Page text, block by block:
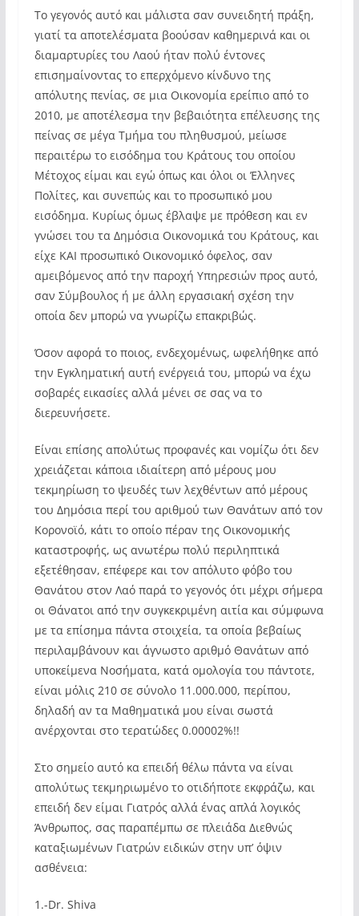
Το γεγονός αυτό και μάλιστα σαν συνειδητή πράξη,
γιατί τα αποτελέσματα βοούσαν καθημερινά και οι
διαμαρτυρίες του Λαού ήταν πολύ έντονες
επισημαίνοντας το επερχόμενο κίνδυνο της
απόλυτης πενίας, σε μια Οικονομία ερείπιο από το
2010, με αποτέλεσμα την βεβαιότητα επέλευσης της
πείνας σε μέγα Τμήμα του πληθυσμού, μείωσε
περαιτέρω το εισόδημα του Κράτους του οποίου
Μέτοχος είμαι και εγώ όπως και όλοι οι Έλληνες
Πολίτες, και συνεπώς και το προσωπικό μου
εισόδημα. Κυρίως όμως έβλαψε με πρόθεση και εν
γνώσει του τα Δημόσια Οικονομικά του Κράτους, και
είχε ΚΑΙ προσωπικό Οικονομικό όφελος, σαν
αμειβόμενος από την παροχή Υπηρεσιών προς αυτό,
σαν Σύμβουλος ή με άλλη εργασιακή σχέση την
οποία δεν μπορώ να γνωρίζω επακριβώς.
Όσον αφορά το ποιος, ενδεχομένως, ωφελήθηκε από
την Εγκληματική αυτή ενέργειά του, μπορώ να έχω
σοβαρές εικασίες αλλά μένει σε σας να το
διερευνήσετε.
Είναι επίσης απολύτως προφανές και νομίζω ότι δεν
χρειάζεται κάποια ιδιαίτερη από μέρους μου
τεκμηρίωση το ψευδές των λεχθέντων από μέρους
του Δημόσια περί του αριθμού των Θανάτων από τον
Κορονοϊό, κάτι το οποίο πέραν της Οικονομικής
καταστροφής, ως ανωτέρω πολύ περιληπτικά
εξετέθησαν, επέφερε και τον απόλυτο φόβο του
Θανάτου στον Λαό παρά το γεγονός ότι μέχρι σήμερα
οι Θάνατοι από την συγκεκριμένη αιτία και σύμφωνα
με τα επίσημα πάντα στοιχεία, τα οποία βεβαίως
περιλαμβάνουν και άγνωστο αριθμό Θανάτων από
υποκείμενα Νοσήματα, κατά ομολογία του πάντοτε,
είναι μόλις 210 σε σύνολο 11.000.000, περίπου,
δηλαδή αν τα Μαθηματικά μου είναι σωστά
ανέρχονται στο τερατώδες 0.00002%!!
Στο σημείο αυτό κα επειδή θέλω πάντα να είναι
απολύτως τεκμηριωμένο το οτιδήποτε εκφράζω, και
επειδή δεν είμαι Γιατρός αλλά ένας απλά λογικός
Άνθρωπος, σας παραπέμπω σε πλειάδα Διεθνώς
καταξιωμένων Γιατρών ειδικών στην υπ’ όψιν
ασθένεια:
1.-Dr. Shiva